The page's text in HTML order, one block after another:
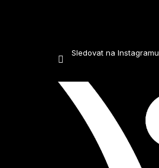
Sledovat na Instagramu